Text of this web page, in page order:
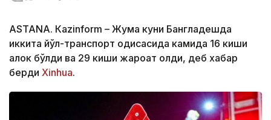
ASTANА. Кazinform – Жума куни Бангладешда
иккита йўл-транспорт ҳодисасида камида 16 киши
ҳалок бўлди ва 29 киши жароҳат олди, деб хабар
берди Xinhua.